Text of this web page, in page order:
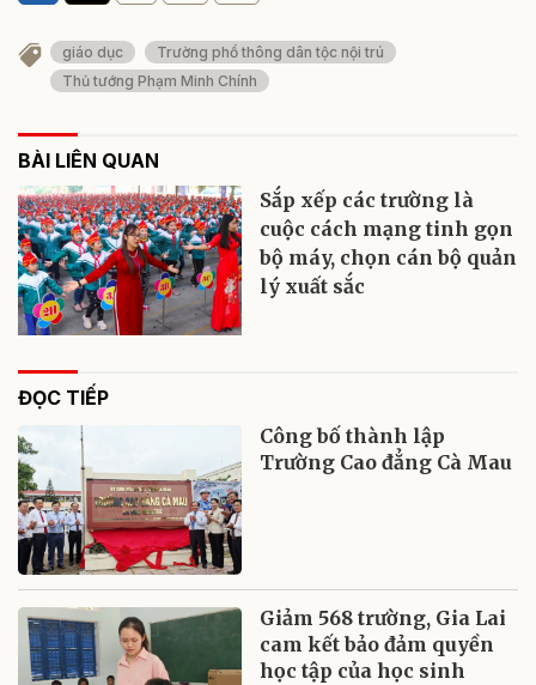
giáo dục
Trường phổ thông dân tộc nội trú
Thủ tướng Phạm Minh Chính
BÀI LIÊN QUAN
Sắp xếp các trường là
cuộc cách mạng tinh gọn
bộ máy, chọn cán bộ quản
lý xuất sắc
ĐỌC TIẾP
Công bố thành lập
Trường Cao đẳng Cà Mau
Giảm 568 trường, Gia Lai
cam kết bảo đảm quyền
học tập của học sinh